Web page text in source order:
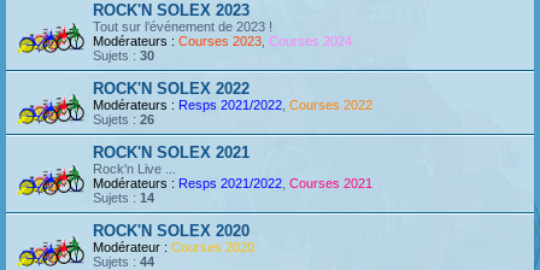
ROCK'N SOLEX 2023
Tout sur l’événement de 2023 !
Modérateurs : Courses 2023 Courses 2024
Sujets : 30
ROCK'N SOLEX 2022
Modérateurs : Resps 2021/2022 Courses 2022
Sujets : 26
ROCK'N SOLEX 2021
Rock'n Live ...
Modérateurs : Resps 2021/2022 Courses 2021
Sujets : 14
ROCK'N SOLEX 2020
Modérateur : Courses 2020
Sujets : 44